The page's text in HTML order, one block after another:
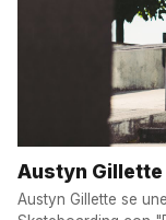
Austyn Gillette
Austyn Gillette se